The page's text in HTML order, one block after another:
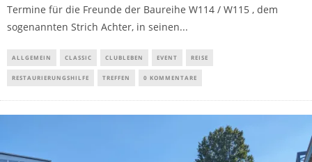
Termine für die Freunde der Baureihe W114 / W115 , dem
sogenannten Strich Achter, in seinen...
ALLGEMEIN CLASSIC CLUBLEBEN EVENT REISE
RESTAURIERUNGSHILFE TREFFEN 0 KOMMENTARE